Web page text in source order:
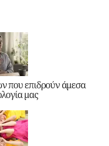
που επιδρούν άμεσα
μας